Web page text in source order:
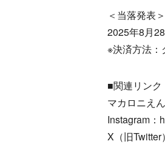
＜当落発表＞
2025年8月
※決済方法：
■関連リンク
マカロニえ
Instagram：
X（旧